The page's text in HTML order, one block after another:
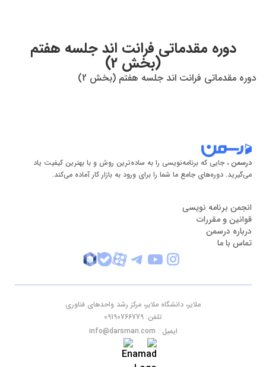
دوره مقدماتی فرانت اند جلسه هفتم
(بخش 2)
دوره مقدماتی فرانت اند جلسه هفتم (بخش 2)
درسمن ، جایی که برنامه‌نویسی را به ساده‌ترین روش و با بهترین کیفیت یاد
می‌گیرید. دوره‌های جامع ما شما را برای ورود به بازار کار آماده می‌کند.
انجمن برنامه نویسی
قوانین و مقررات
درباره درسمن
تماس با ما
ملایر، دانشگاه ملایر، مرکز رشد واحدهای فناوری
تلفن: 09190766779
ایمیل : info@darsman.com